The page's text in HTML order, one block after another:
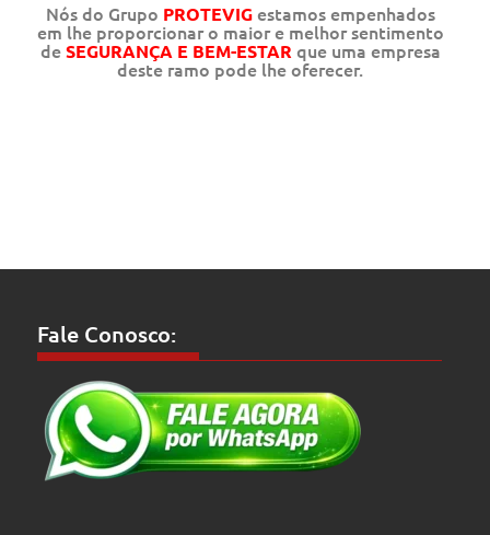
Nós do Grupo PROTEVIGestamos empenhados
em lhe proporcionar o maior e melhor sentimento
deSEGURANÇA E BEM-ESTAR que uma empresa
deste ramo pode lhe oferecer.
Fale Conosco: